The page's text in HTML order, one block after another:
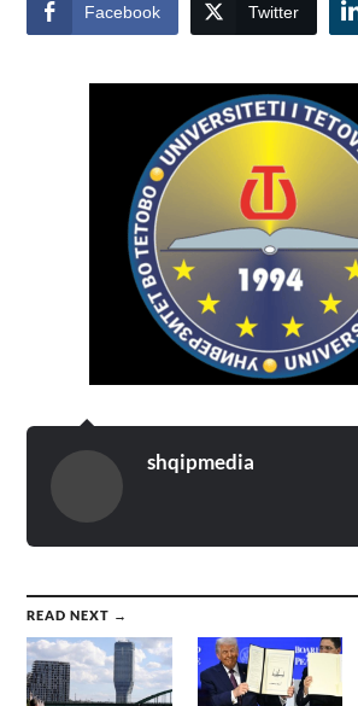
Facebook Twitter
shqipmedia
READ NEXT →